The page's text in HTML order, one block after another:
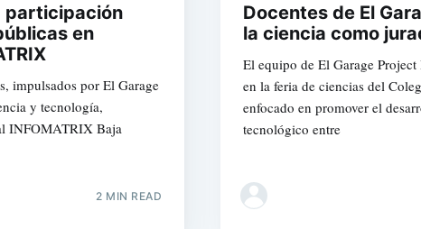
participación
en
impulsados por El Garage
y tecnología,
INFOMATRIX Baja
2 MIN READ
Docentes de El
la ciencia como
El equipo de El Garage
en la feria de ciencias del
enfocado en promover el
tecnológico entre